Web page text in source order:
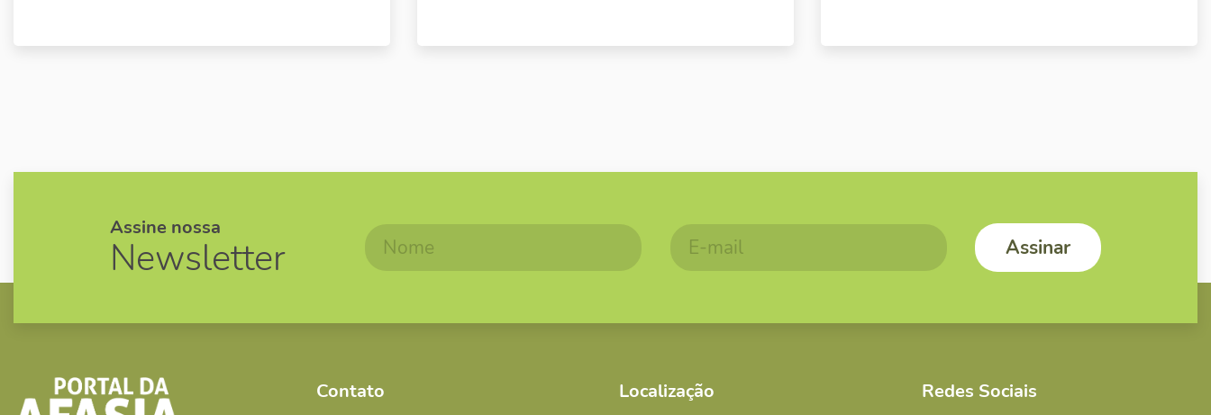
Assine nossa
Newsletter
Contato Localização Redes Sociais